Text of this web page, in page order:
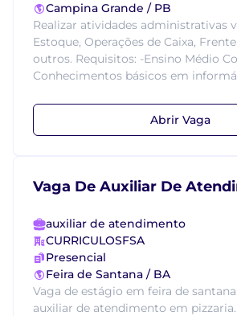
Campina Grande / PB
Realizar atividades administrativas
Estoque, Operações de Caixa,
outros. Requisitos: -Ensino Médio
Conhecimentos básicos em
Abrir Vaga
Vaga De Auxiliar De
auxiliar de atendimento
CURRICULOSFSA
Presencial
Feira de Santana / BA
Vaga de estágio em feira de
auxiliar de atendimento em